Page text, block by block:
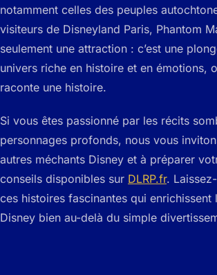
notamment celles des peuples
visiteurs de Disneyland Paris, Phantom
seulement une attraction : c’est une
univers riche en histoire et en émotions,
raconte une histoire.
Si vous êtes passionné par les récits
personnages profonds, nous vous
autres méchants Disney et à préparer
conseils disponibles sur DLRP.fr.
ces histoires fascinantes qui enrichissent
Disney bien au-delà du simple